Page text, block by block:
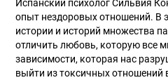
Испанский психолог Сильвия
опыт нездоровых отношений. В
истории и историй множества
отличить любовь, которую все
зависимости, которая нас
выйти из токсичных отношений